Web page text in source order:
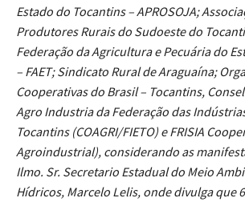
Estado do Tocantins – APROSOJA;
Produtores Rurais do Sudoeste do
Federação da Agricultura e Pecuária do
– FAET; Sindicato Rural de Araguaína;
Cooperativas do Brasil – Tocantins,
Agro Industria da Federação das
Tocantins (COAGRI/FIETO) e FRISIA
Agroindustrial), considerando as
Ilmo. Sr. Secretario Estadual do Meio
Hídricos, Marcelo Lelis, onde divulga que